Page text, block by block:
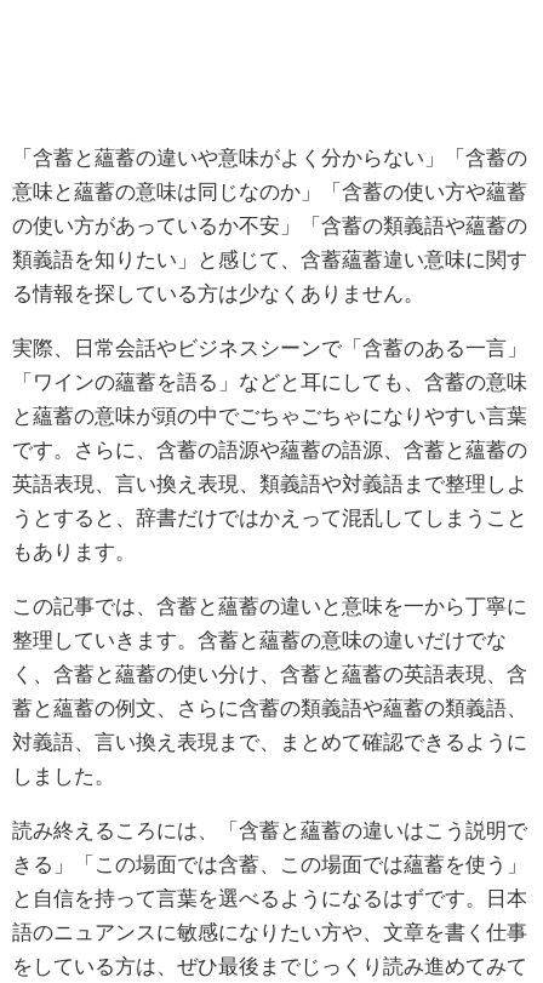
「含蓄と蘊蓄の違いや意味がよく分からない」「含蓄の
意味と蘊蓄の意味は同じなのか」「含蓄の使い方や蘊蓄
の使い方があっているか不安」「含蓄の類義語や蘊蓄の
類義語を知りたい」と感じて、含蓄蘊蓄違い意味に関す
る情報を探している方は少なくありません。
実際、日常会話やビジネスシーンで「含蓄のある一言」
「ワインの蘊蓄を語る」などと耳にしても、含蓄の意味
と蘊蓄の意味が頭の中でごちゃごちゃになりやすい言葉
です。さらに、含蓄の語源や蘊蓄の語源、含蓄と蘊蓄の
英語表現、言い換え表現、類義語や対義語まで整理しよ
うとすると、辞書だけではかえって混乱してしまうこと
もあります。
この記事では、含蓄と蘊蓄の違いと意味を一から丁寧に
整理していきます。含蓄と蘊蓄の意味の違いだけでな
く、含蓄と蘊蓄の使い分け、含蓄と蘊蓄の英語表現、含
蓄と蘊蓄の例文、さらに含蓄の類義語や蘊蓄の類義語、
対義語、言い換え表現まで、まとめて確認できるように
しました。
読み終えるころには、「含蓄と蘊蓄の違いはこう説明で
きる」「この場面では含蓄、この場面では蘊蓄を使う」
と自信を持って言葉を選べるようになるはずです。日本
語のニュアンスに敏感になりたい方や、文章を書く仕事
をしている方は、ぜひ最後までじっくり読み進めてみて